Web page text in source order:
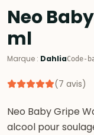
Neo
ml
Marque : DahliaCode-
(7 avis)
Neo Baby Gripe
alcool pour